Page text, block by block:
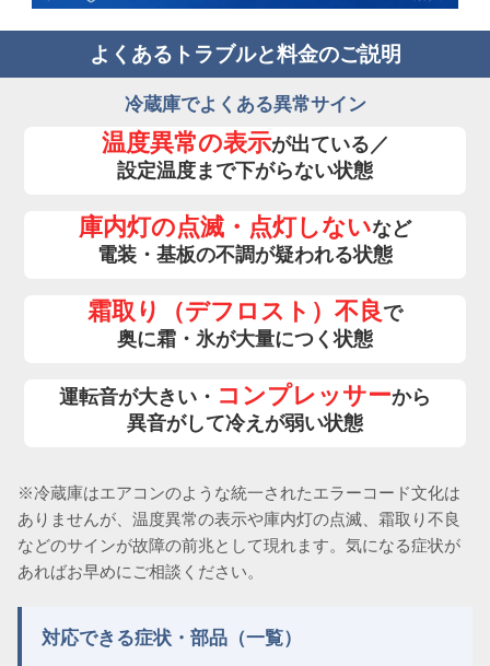
よくあるトラブルと料金のご説明
冷蔵庫でよくある異常サイン
温度異常の表示が出ている／
設定温度まで下がらない状態
庫内灯の点滅・点灯しないなど
電装・基板の不調が疑われる状態
霜取り（デフロスト）不良で
奥に霜・氷が大量につく状態
運転音が大きい・ コンプレッサーから
異音がして冷えが弱い状態
※冷蔵庫はエアコンのような統一されたエラーコード文化は
ありませんが、温度異常の表示や庫内灯の点滅、霜取り不良
などのサインが故障の前兆として現れます。気になる症状が
あればお早めにご相談ください。
対応できる症状・部品（一覧）